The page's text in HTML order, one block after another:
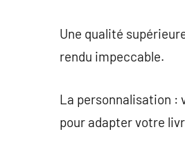
Une qualité
rendu impeccable.
La personnalisation :
pour adapter votre